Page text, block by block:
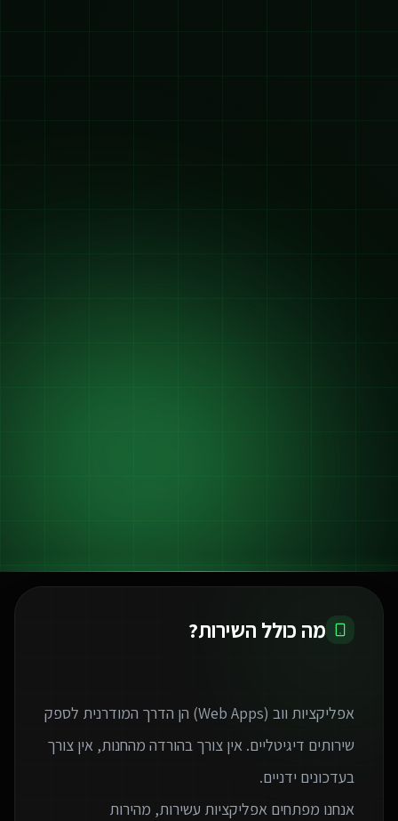
מה כולל השירות?
אפליקציות ווב (Web Apps) הן הדרך המודרנית לספק
שירותים דיגיטליים. אין צורך בהורדה מהחנות, אין צורך
אנחנו מפתחים אפליקציות עשירות, מהירות